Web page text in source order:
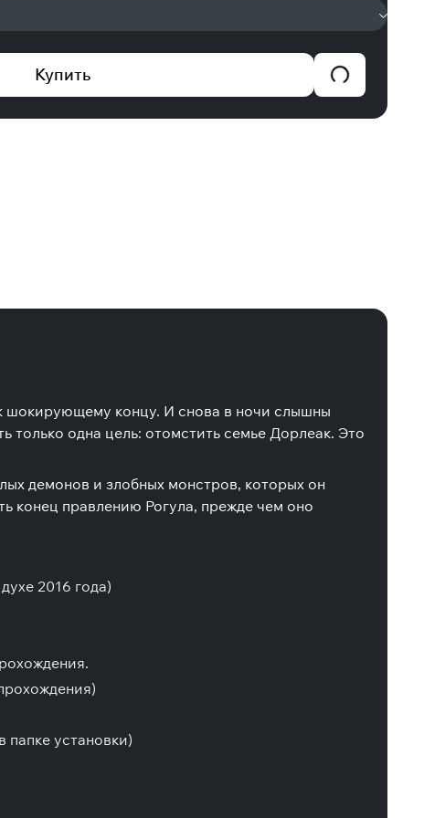
Купить
шокирующему концу. И снова в ночи слышны
одна цель: отомстить семье Дорлеак. Это
демонов и злобных монстров, которых он
конец правлению Рогула, прежде чем оно
2016 года)
установки)